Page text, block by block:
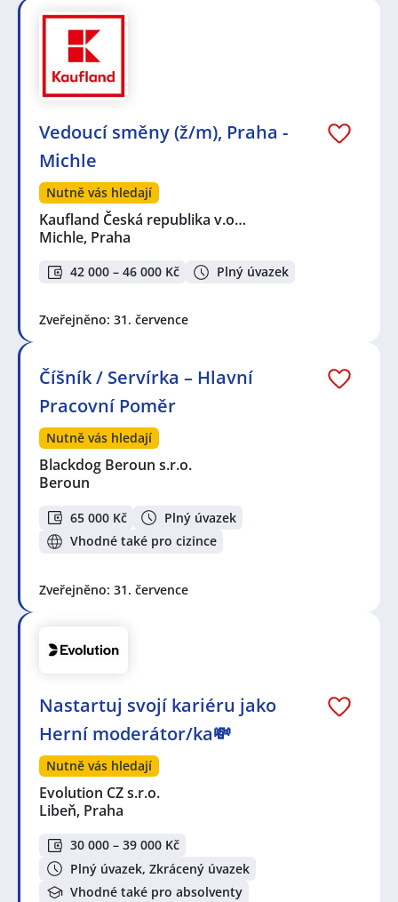
Vedoucí směny (ž/m), Praha -
Michle
Nutně vás hledají
Kaufland Česká republika v.o…
Michle, Praha
42 000 – 46 000 Kč Plný úvazek
Zveřejněno: 31. července
Číšník / Servírka – Hlavní
Pracovní Poměr
Nutně vás hledají
Blackdog Beroun s.r.o.
Beroun
65 000 Kč
Plný úvazek
Vhodné také pro cizince
Zveřejněno: 31. července
Nastartuj svojí kariéru jako
Herní moderátor/ka💸
Nutně vás hledají
Evolution CZ s.r.o.
Libeň, Praha
30 000 – 39 000 Kč
Plný úvazek, Zkrácený úvazek
Vhodné také pro absolventy